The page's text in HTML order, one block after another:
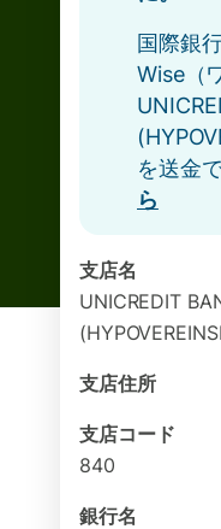
国際銀
Wise（
を送金
ら
支店名
UNICREDIT
支店住所
支店コード
840
銀行名